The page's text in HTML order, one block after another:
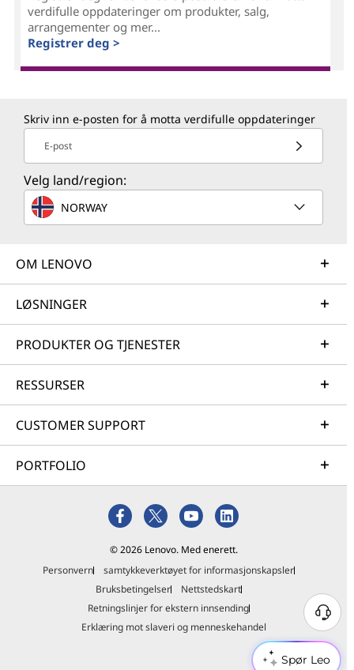
Spør Leo
verdifulle oppdateringer om produkter, salg,
arrangementer og mer...
Registrer deg >
Skriv inn e-posten for å motta verdifulle oppdateringer
E-post
Velg land/region:
NORWAY
OM LENOVO
LØSNINGER
PRODUKTER OG TJENESTER
RESSURSER
CUSTOMER SUPPORT
PORTFOLIO
© 2026 Lenovo. Med enerett.
Personvern
samtykkeverktøyet for informasjonskapsler
Bruksbetingelser
Nettstedskart
Retningslinjer for ekstern innsending
Erklæring mot slaveri og menneskehandel